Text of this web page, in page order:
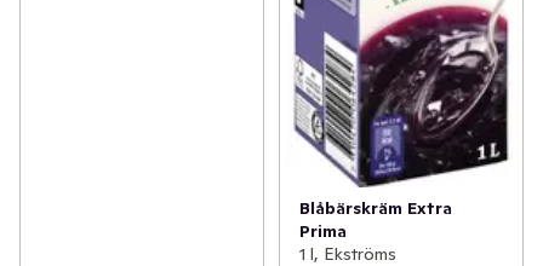
Blåbärskräm Extra
Prima
1 l, Ekströms